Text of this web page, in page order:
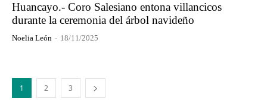
Huancayo.- Coro Salesiano entona villancicos
durante la ceremonia del árbol navideño
Noelia León - 18/11/2025
1 2 3